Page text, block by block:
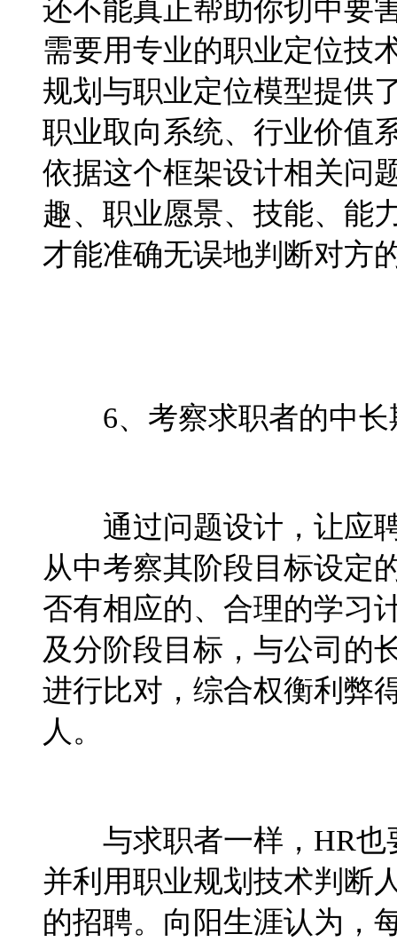
还不能真正帮助你切中要
需要用专业的职业定位技
规划与职业定位模型提供
职业取向系统、行业价值
依据这个框架设计相关问
趣、职业愿景、技能、能
才能准确无误地判断对方
6、考察求职者的中
通过问题设计，让应
从中考察其阶段目标设定
否有相应的、合理的学习
及分阶段目标，与公司的
进行比对，综合权衡利弊
人。
与求职者一样，HR
并利用职业规划技术判断
的招聘。向阳生涯认为，